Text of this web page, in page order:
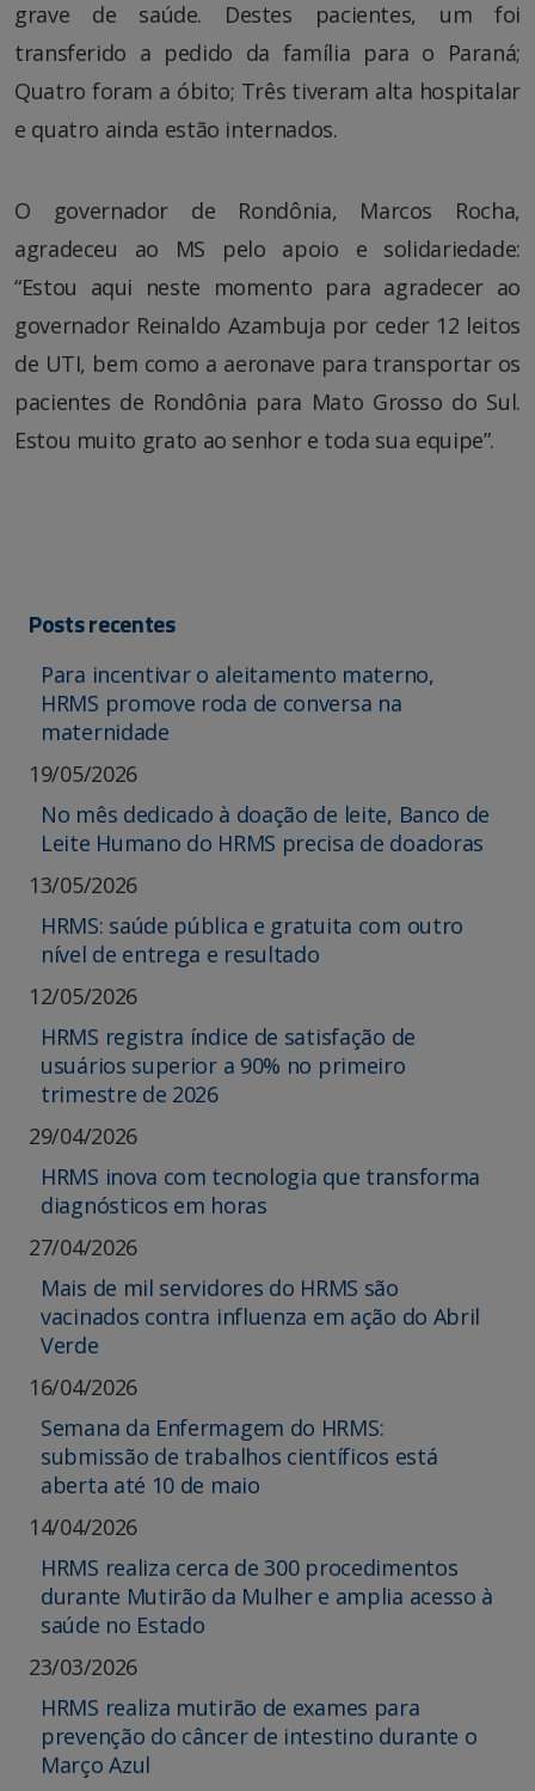
grave de saúde. Destes pacientes, um foi
transferido a pedido da família para o Paraná;
Quatro foram a óbito; Três tiveram alta hospitalar
e quatro ainda estão internados.
O governador de Rondônia, Marcos Rocha,
agradeceu ao MS pelo apoio e solidariedade:
“Estou aqui neste momento para agradecer ao
governador Reinaldo Azambuja por ceder 12 leitos
de UTI, bem como a aeronave para transportar os
pacientes de Rondônia para Mato Grosso do Sul.
Estou muito grato ao senhor e toda sua equipe”.
Posts recentes
Para incentivar o aleitamento materno,
HRMS promove roda de conversa na
maternidade
19/05/2026
No mês dedicado à doação de leite, Banco de
Leite Humano do HRMS precisa de doadoras
13/05/2026
HRMS: saúde pública e gratuita com outro
nível de entrega e resultado
12/05/2026
HRMS registra índice de satisfação de
usuários superior a 90% no primeiro
trimestre de 2026
29/04/2026
HRMS inova com tecnologia que transforma
diagnósticos em horas
27/04/2026
Mais de mil servidores do HRMS são
vacinados contra influenza em ação do Abril
Verde
16/04/2026
Semana da Enfermagem do HRMS:
submissão de trabalhos científicos está
aberta até 10 de maio
14/04/2026
HRMS realiza cerca de 300 procedimentos
durante Mutirão da Mulher e amplia acesso à
saúde no Estado
23/03/2026
HRMS realiza mutirão de exames para
prevenção do câncer de intestino durante o
Março Azul